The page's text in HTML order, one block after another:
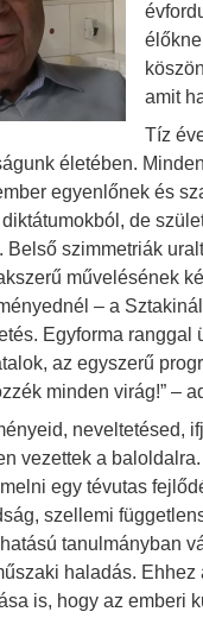
amit
Tíz
életében.
egyenlőnek és
de
Belső szimmetriák
művelésének
– a
Egyforma
az egyszerű
minden virág!” –
neveltetésed,
vezettek a
egy tévutas
szellemi
tanulmányban
haladás.
is, hogy az emberi